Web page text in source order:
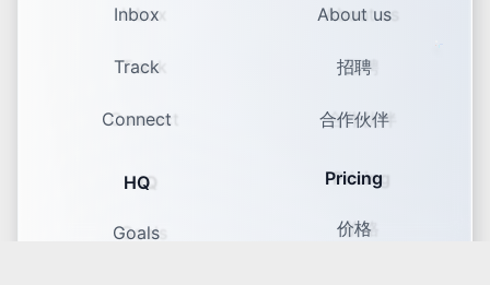
Inbox
Track
Connect
HQ
Goals
About us
招聘
合作伙伴
Pricing
价格